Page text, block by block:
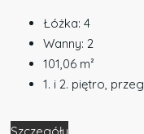
Łóżka: 4
Wanny: 2
101,06 m²
1. i 2. piętro,